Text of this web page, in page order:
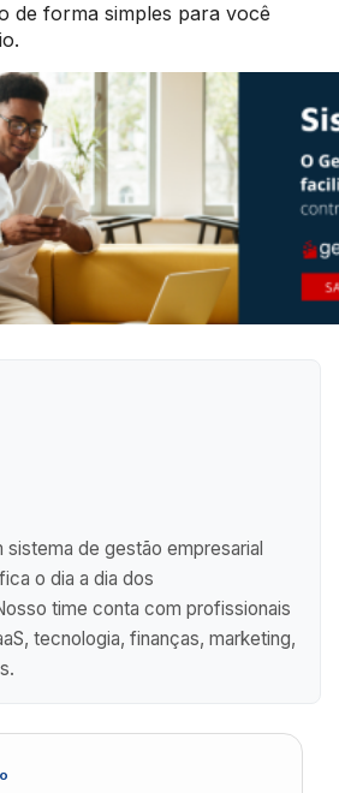
de forma simples para você
sistema de gestão empresarial
o dia a dia dos
time conta com profissionais
tecnologia, finanças, marketing,